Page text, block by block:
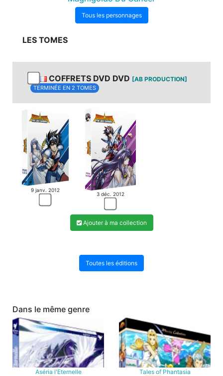
Tous les personnages
LES TOMES
COFFRETS DVD DVD [AB PRODUCTION]
TERMINÉE EN 2 TOMES
9 janv. 2012
3 déc. 2012
Ajouter à ma collection
Toutes les éditions
Dans le même genre
Aséria l'Eternelle Tales of Phantasia